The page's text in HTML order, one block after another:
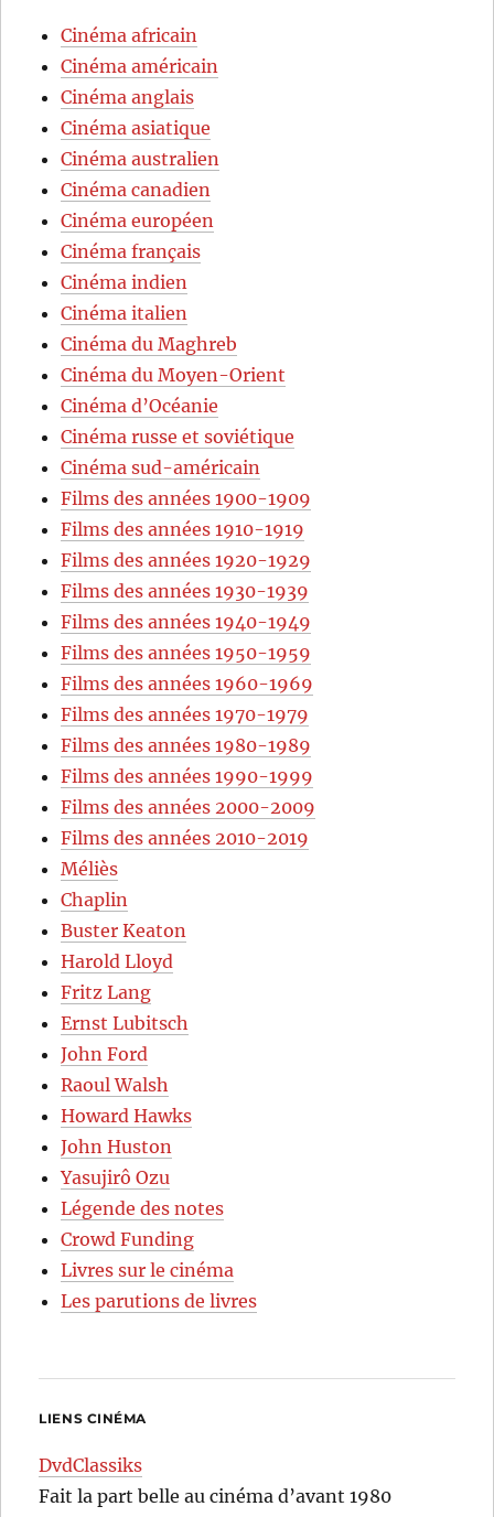
Cinéma africain
Cinéma américain
Cinéma anglais
Cinéma asiatique
Cinéma australien
Cinéma canadien
Cinéma européen
Cinéma français
Cinéma indien
Cinéma italien
Cinéma du Maghreb
Cinéma du Moyen-Orient
Cinéma d’Océanie
Cinéma russe et soviétique
Cinéma sud-américain
Films des années 1900-1909
Films des années 1910-1919
Films des années 1920-1929
Films des années 1930-1939
Films des années 1940-1949
Films des années 1950-1959
Films des années 1960-1969
Films des années 1970-1979
Films des années 1980-1989
Films des années 1990-1999
Films des années 2000-2009
Films des années 2010-2019
Méliès
Chaplin
Buster Keaton
Harold Lloyd
Fritz Lang
Ernst Lubitsch
John Ford
Raoul Walsh
Howard Hawks
John Huston
Yasujirô Ozu
Légende des notes
Crowd Funding
Livres sur le cinéma
Les parutions de livres
LIENS CINÉMA
DvdClassiks
Fait la part belle au cinéma d’avant 1980